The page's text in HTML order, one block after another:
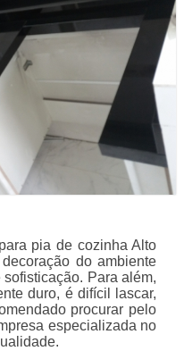
pia de cozinha Alto
do ambiente
Para além,
duro, é difícil lascar,
procurar pelo
especializada no